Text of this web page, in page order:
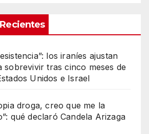
los iraníes ajustan
sobrevivir tras cinco meses de
Unidos e Israel
droga, creo que me la
qué declaró Candela Arizaga